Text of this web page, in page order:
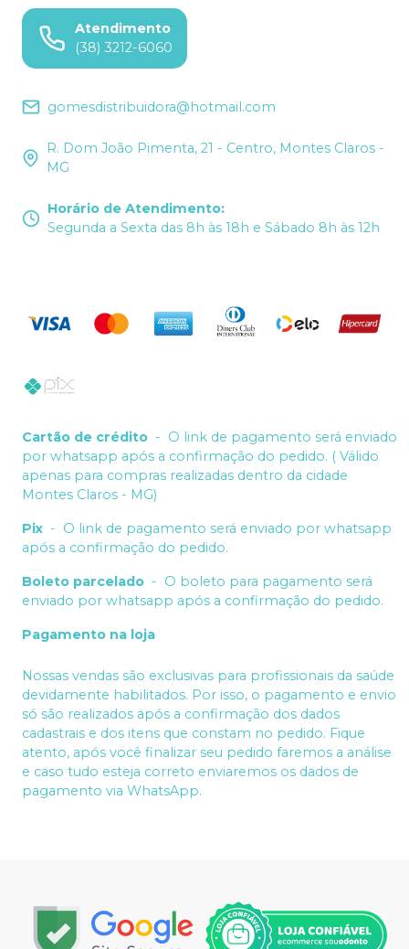
Atendimento
(38) 3212-6060
gomesdistribuidora@hotmail.com
R. Dom João Pimenta, 21 - Centro, Montes Claros -
MG
Horário de Atendimento:
Segunda a Sexta das 8h às 18h e Sábado 8h às 12h
Cartão de crédito - O link de pagamento será enviado
por whatsapp após a confirmação do pedido. ( Válido
apenas para compras realizadas dentro da cidade
Montes Claros - MG)
Pix - O link de pagamento será enviado por whatsapp
após a confirmação do pedido.
Boleto parcelado - O boleto para pagamento será
enviado por whatsapp após a confirmação do pedido.
Pagamento na loja
Nossas vendas são exclusivas para profissionais da saúde
devidamente habilitados. Por isso, o pagamento e envio
só são realizados após a confirmação dos dados
cadastrais e dos itens que constam no pedido. Fique
atento, após você finalizar seu pedido faremos a análise
e caso tudo esteja correto enviaremos os dados de
pagamento via WhatsApp.